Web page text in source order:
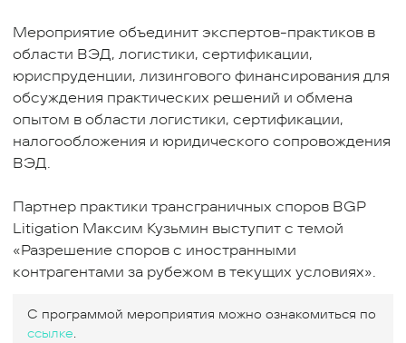
Мероприятие объединит экспертов-практиков в
области ВЭД, логистики, сертификации,
юриспруденции, лизингового финансирования для
обсуждения практических решений и обмена
опытом в области логистики, сертификации,
налогообложения и юридического сопровождения
ВЭД.
Партнер практики трансграничных споров BGP
Litigation Максим Кузьмин выступит с темой
«Разрешение споров с иностранными
контрагентами за рубежом в текущих условиях».
С программой мероприятия можно ознакомиться по
ссылке.